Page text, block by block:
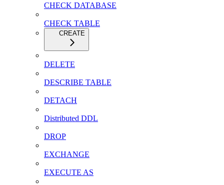
CHECK DATABASE
CHECK TABLE
CREATE
DELETE
DESCRIBE TABLE
DETACH
Distributed DDL
DROP
EXCHANGE
EXECUTE AS